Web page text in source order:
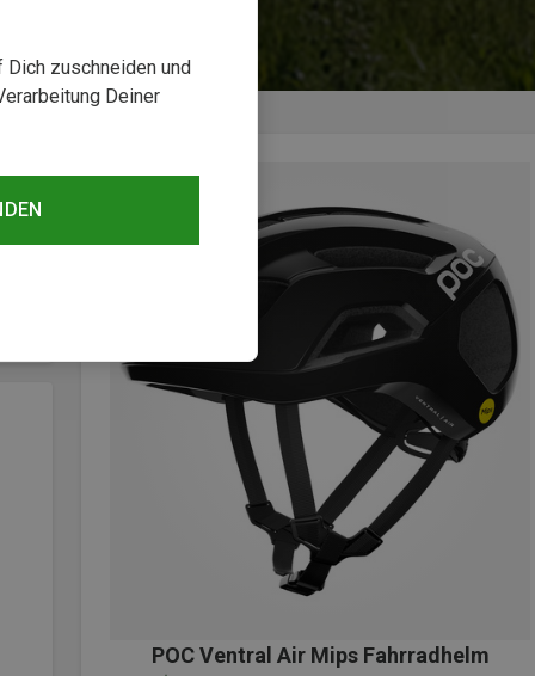
POC Ventral Air Mips Fahrradhelm
zuschneiden und
Deiner